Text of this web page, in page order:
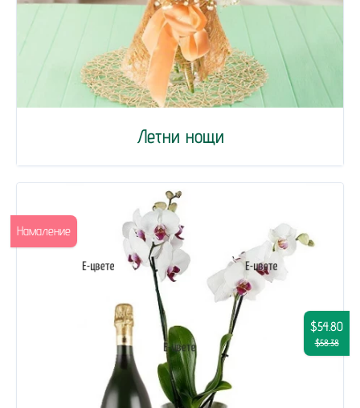
Летни нощи
$54.80
$58.38
Намаление